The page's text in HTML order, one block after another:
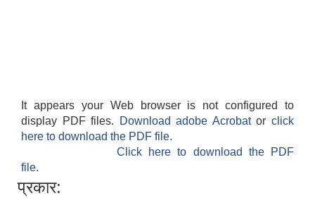
It appears your Web browser is not configured to
display PDF files.
Download adobe Acrobatorclick
here to download the PDF file.
Click here to download the PDF
file.
प्रकार: